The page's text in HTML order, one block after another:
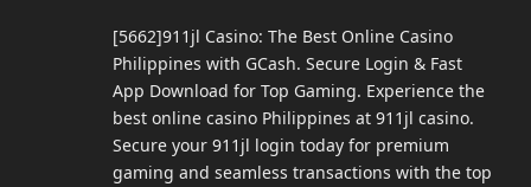
[5662]911jl Casino: The Best Online Casino
Philippines with GCash. Secure Login & Fast
App Download for Top Gaming. Experience the
best online casino Philippines at 911jl casino.
Secure your 911jl login today for premium
gaming and seamless transactions with the top